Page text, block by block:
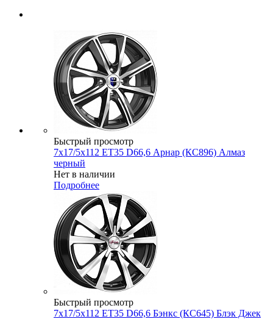
Быстрый просмотр
7x17/5x112 ET35 D66,6 Арнар (КС896) Алмаз
черный
Нет в наличии
Подробнее
Быстрый просмотр
7x17/5x112 ET35 D66,6 Бэнкс (КС645) Блэк Джек